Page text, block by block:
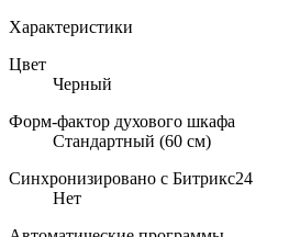
Характеристики
Цвет
Черный
Форм-фактор духового шкафа
Стандартный (60 см)
Синхронизировано с Битрикс24
Нет